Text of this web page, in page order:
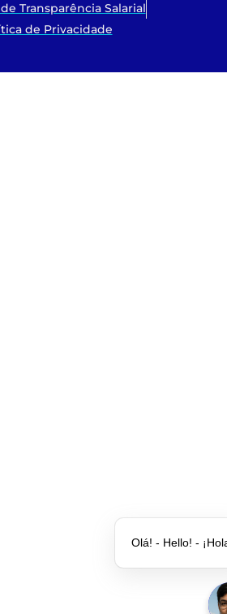
Transparência Salarial
de Privacidade
Olá! - Hello! -